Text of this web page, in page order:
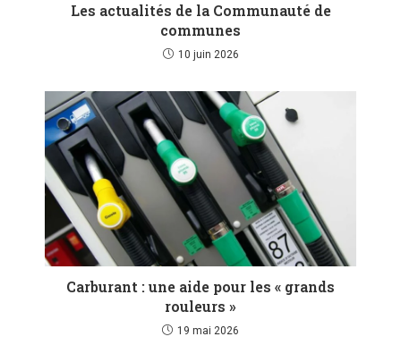
Les actualités de la Communauté de
communes
10 juin 2026
Carburant : une aide pour les « grands
rouleurs »
19 mai 2026